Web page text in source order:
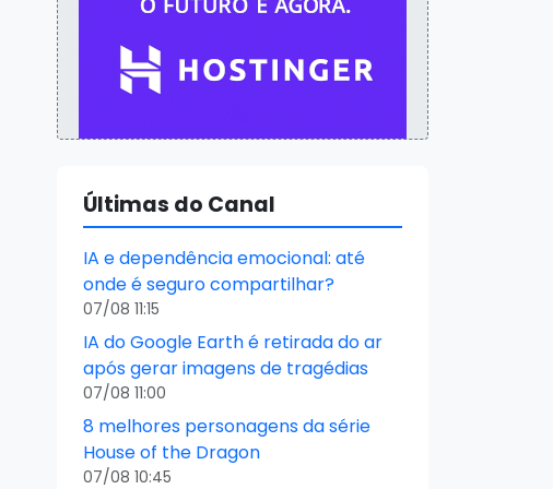
Últimas do Canal
IA e dependência emocional: até
onde é seguro compartilhar?
07/08 11:15
IA do Google Earth é retirada do ar
após gerar imagens de tragédias
07/08 11:00
8 melhores personagens da série
House of the Dragon
07/08 10:45